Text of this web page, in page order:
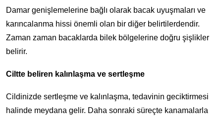
Damar genişlemelerine bağlı olarak bacak uyuşmaları ve
karıncalanma hissi önemli olan bir diğer belirtilerdendir.
Zaman zaman bacaklarda bilek bölgelerine doğru şişlikler
belirir.
Ciltte beliren kalınlaşma ve sertleşme
Cildinizde sertleşme ve kalınlaşma, tedavinin geciktirmesi
halinde meydana gelir. Daha sonraki süreçte kanamalarla